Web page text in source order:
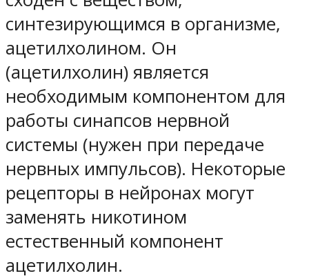
синтезирующимся в организме,
ацетилхолином. Он
(ацетилхолин) является
необходимым компонентом для
работы синапсов нервной
системы (нужен при передаче
нервных импульсов). Некоторые
рецепторы в нейронах могут
заменять никотином
естественный компонент
ацетилхолин.